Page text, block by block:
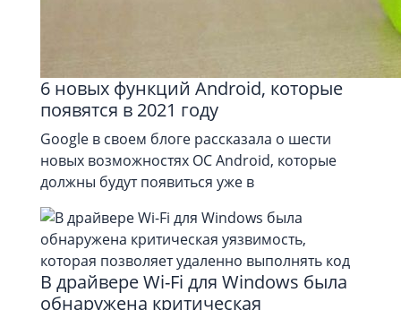
6 новых функций Android, которые
появятся в 2021 году
Google в своем блоге рассказала о шести
новых возможностях ОС Android, которые
должны будут появиться уже в
В драйвере Wi-Fi для Windows была
обнаружена критическая